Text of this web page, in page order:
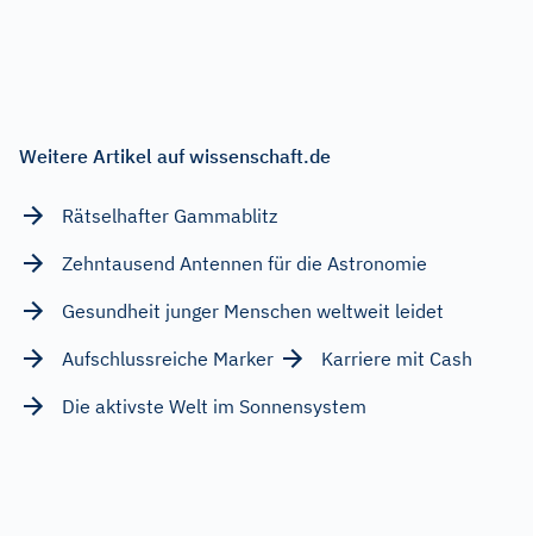
Weitere Artikel auf wissenschaft.de
Rätselhafter Gammablitz
Zehntausend Antennen für die Astronomie
Gesundheit junger Menschen weltweit leidet
Aufschlussreiche Marker
Karriere mit Cash
Die aktivste Welt im Sonnensystem